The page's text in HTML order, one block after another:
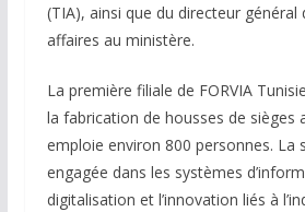
(TIA), ainsi que du directeur général
affaires au ministère.
La première filiale de FORVIA
la fabrication de housses de sièges
emploie environ 800 personnes. La
engagée dans les systèmes
digitalisation et l’innovation liés à